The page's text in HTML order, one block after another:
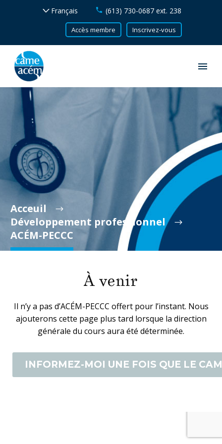
(613) 730-0687 ext. 238
Accès membre Inscrivez-vous
Acceuil
Développement professionnel
ACÉM-PECCC
À venir
Il n’y a pas d’ACÉM-PECCC offert pour l’instant. Nous
ajouterons cette page plus tard lorsque la direction
générale du cours aura été déterminée.
INFORMEZ-MOI UNE FOIS QUE LE